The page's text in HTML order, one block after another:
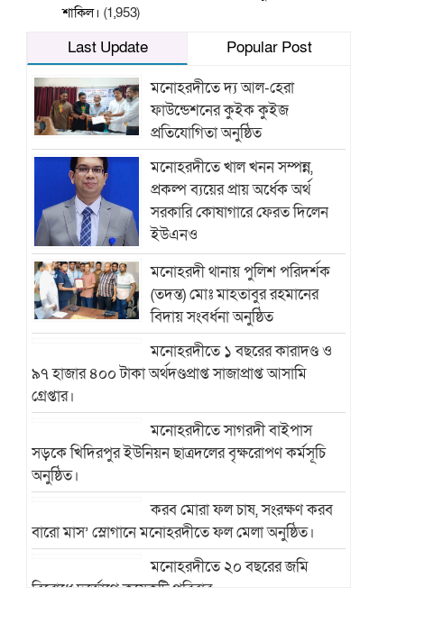
শাকিল। (1,953)
Last Update
Popular Post
মনোহরদীতে দ্য আল-হেরা
ফাউন্ডেশনের কুইক কুইজ
প্রতিযোগিতা অনুষ্ঠিত
মনোহরদীতে খাল খনন সম্পন্ন,
প্রকল্প ব্যয়ের প্রায় অর্ধেক অর্থ
সরকারি কোষাগারে ফেরত দিলেন
ইউএনও
মনোহরদী থানায় পুলিশ পরিদর্শক
(তদন্ত) মোঃ মাহতাবুর রহমানের
বিদায় সংবর্ধনা অনুষ্ঠিত
মনোহরদীতে ১ বছরের কারাদণ্ড ও
৯৭ হাজার ৪০০ টাকা অর্থদণ্ডপ্রাপ্ত সাজাপ্রাপ্ত আসামি
গ্রেপ্তার।
মনোহরদীতে সাগরদী বাইপাস
সড়কে খিদিরপুর ইউনিয়ন ছাত্রদলের বৃক্ষরোপণ কর্মসূচি
অনুষ্ঠিত।
করব মোরা ফল চাষ, সংরক্ষণ করব
বারো মাস’ স্লোগানে মনোহরদীতে ফল মেলা অনুষ্ঠিত।
মনোহরদীতে ২০ বছরের জমি
বিরোধে দুর্ভোগে কয়েকটি পরিবার